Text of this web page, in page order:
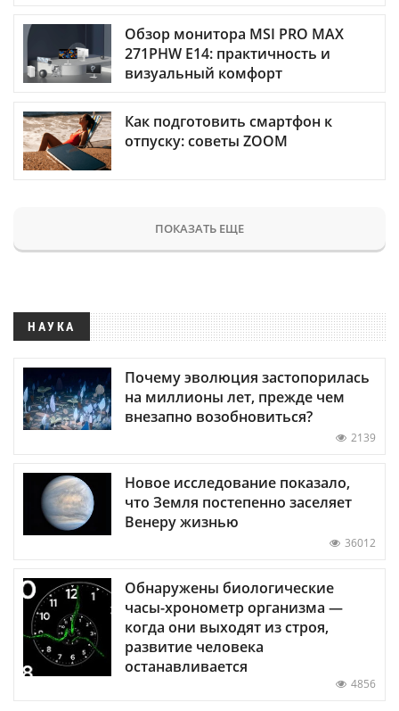
Обзор монитора MSI PRO MAX
271PHW E14: практичность и
визуальный комфорт
Как подготовить смартфон к
отпуску: советы ZOOM
ПОКАЗАТЬ ЕЩЕ
НАУКА
Почему эволюция застопорилась
на миллионы лет, прежде чем
внезапно возобновиться?
2139
Новое исследование показало,
что Земля постепенно заселяет
Венеру жизнью
36012
Обнаружены биологические
часы-хронометр организма —
когда они выходят из строя,
развитие человека
останавливается
4856